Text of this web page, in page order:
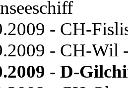
- CH-
- CH-Wil
- D-